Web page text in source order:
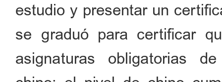
estudio y presentar un
se graduó para certificar
asignaturas obligatorias